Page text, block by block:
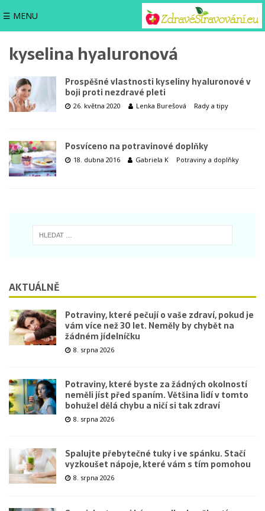
☰ MENU
kyselina hyaluronová
Prospěšné vlastnosti kyseliny hyaluronové v
boji proti nezdravé pleti
26. května 2020 Lenka Burešová Rady a tipy
Posvíceno na potravinové doplňky
18. dubna 2016 Gabriela K Potraviny a doplňky
AKTUÁLNĚ
Potraviny, které pečují o vaše zdraví, pokud je
vám více než 30 let. Neměly by chybět na
žádném jídelníčku
8. srpna 2026
Potraviny, které byste za žádných okolností
neměli jíst před spaním. Většina lidí v tomto
bohužel dělá chybu a ničí si tak zdraví
8. srpna 2026
Spalujte přebytečné tuky i ve spánku. Stačí
vyzkoušet nápoje, které vám s tím pomohou
8. srpna 2026